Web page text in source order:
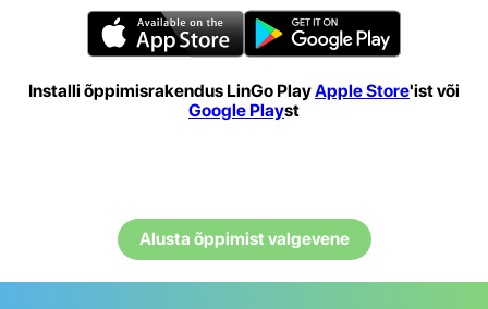
Installi õppimisrakendus LinGo PlayApple Store'ist või
Google Playst
Alusta õppimist valgevene